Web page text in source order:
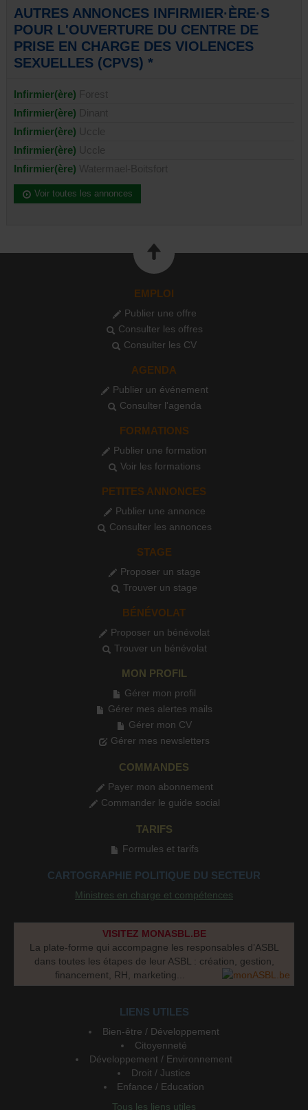
AUTRES ANNONCES INFIRMIER·ÈRE·S
POUR L'OUVERTURE DU CENTRE DE
PRISE EN CHARGE DES VIOLENCES
SEXUELLES (CPVS) *
Infirmier(ère)
Infirmier(ère)
Infirmier(ère)
Infirmier(ère)
Infirmier(ère)
Voir toutes les annonces
EMPLOI
Publier une offre
Consulter les offres
Consulter les CV
AGENDA
Publier un événement
Consulter l'agenda
FORMATIONS
Publier une formation
Voir les formations
PETITES ANNONCES
Publier une annonce
Consulter les annonces
STAGE
Proposer un stage
Trouver un stage
BÉNÉVOLAT
Proposer un bénévolat
Trouver un bénévolat
MON PROFIL
Gérer mon profil
Gérer mes alertes mails
Gérer mon CV
Gérer mes newsletters
COMMANDES
Payer mon abonnement
Commander le guide social
TARIFS
Formules et tarifs
CARTOGRAPHIE POLITIQUE DU SECTEUR
Ministres en charge et compétences
VISITEZ MONASBL.BE
La plate-forme qui accompagne les responsables d’ASBL
dans toutes les étapes de leur ASBL : création, gestion,
financement, RH, marketing...
LIENS UTILES
Bien-être / Développement
Citoyenneté
Développement / Environnement
Droit / Justice
Enfance / Education
Tous les liens utiles